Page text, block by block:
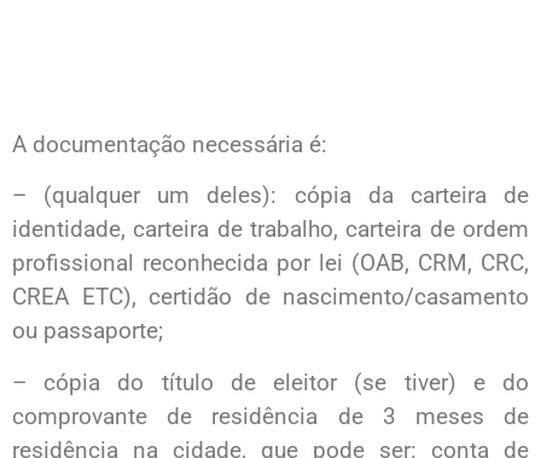
A documentação necessária é:
– (qualquer um deles): cópia da carteira de
identidade, carteira de trabalho, carteira de ordem
profissional reconhecida por lei (OAB, CRM, CRC,
CREA ETC), certidão de nascimento/casamento
ou passaporte;
– cópia do título de eleitor (se tiver) e do
comprovante de residência de 3 meses de
residência na cidade, que pode ser: conta de